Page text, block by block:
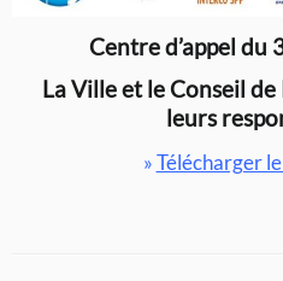
Centre d’appel du
La Ville et le Conseil
leurs
»Télécharger